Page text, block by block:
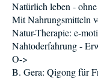
Natürlich leben -
Mit Nahrungsmitteln
Natur-Therapie: e-
Nahtoderfahrung -
O->
B. Gera: Qigong für